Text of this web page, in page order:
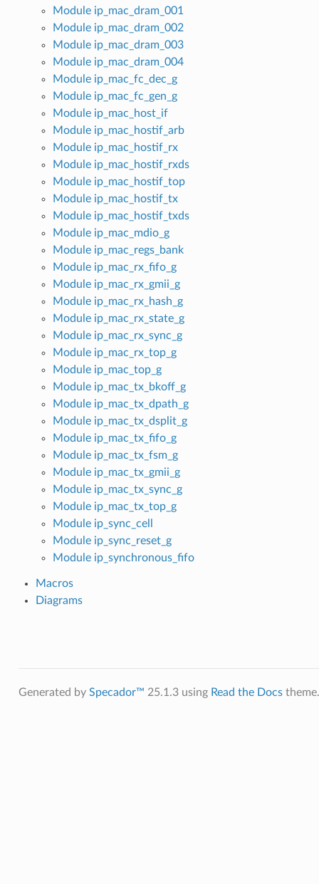
Module ip_mac_dram_001
Module ip_mac_dram_002
Module ip_mac_dram_003
Module ip_mac_dram_004
Module ip_mac_fc_dec_g
Module ip_mac_fc_gen_g
Module ip_mac_host_if
Module ip_mac_hostif_arb
Module ip_mac_hostif_rx
Module ip_mac_hostif_rxds
Module ip_mac_hostif_top
Module ip_mac_hostif_tx
Module ip_mac_hostif_txds
Module ip_mac_mdio_g
Module ip_mac_regs_bank
Module ip_mac_rx_fifo_g
Module ip_mac_rx_gmii_g
Module ip_mac_rx_hash_g
Module ip_mac_rx_state_g
Module ip_mac_rx_sync_g
Module ip_mac_rx_top_g
Module ip_mac_top_g
Module ip_mac_tx_bkoff_g
Module ip_mac_tx_dpath_g
Module ip_mac_tx_dsplit_g
Module ip_mac_tx_fifo_g
Module ip_mac_tx_fsm_g
Module ip_mac_tx_gmii_g
Module ip_mac_tx_sync_g
Module ip_mac_tx_top_g
Module ip_sync_cell
Module ip_sync_reset_g
Module ip_synchronous_fifo
Macros
Diagrams
Generated by Specador™ 25.1.3 using Read the Docs